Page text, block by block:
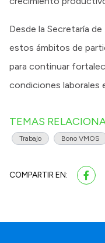
Desde la Secretaría
estos ámbitos de
para continuar
condiciones laborales
TEMAS
Trabajo Bono VMOS
COMPARTIR EN: